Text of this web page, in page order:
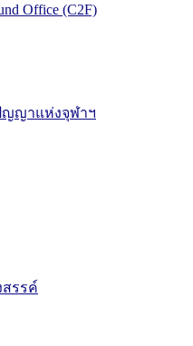
Office (C2F)
ญาแห่งจุฬาฯ
รรค์